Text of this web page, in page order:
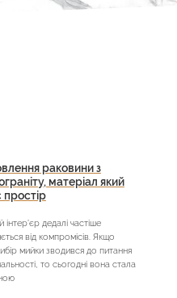
раковини з
матеріал який
простір
інтер’єр дедалі частіше
від компромісів. Якщо
мийки зводився до питання
то сьогодні вона стала